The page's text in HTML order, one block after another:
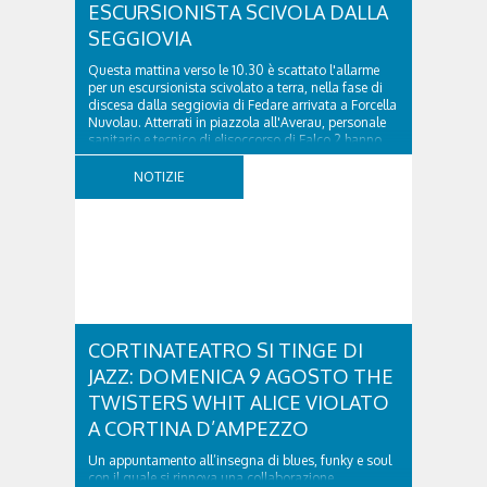
ESCURSIONISTA SCIVOLA DALLA
SEGGIOVIA
Questa mattina verso le 10.30 è scattato l'allarme
per un escursionista scivolato a terra, nella fase di
discesa dalla seggiovia di Fedare arrivata a Forcella
Nuvolau. Atterrati in piazzola all'Averau, personale
sanitario e tecnico di elisoccorso di Falco 2 hanno
raggiunto il 74enne di Teolo...
NOTIZIE
CORTINATEATRO SI TINGE DI
JAZZ: DOMENICA 9 AGOSTO THE
TWISTERS WHIT ALICE VIOLATO
A CORTINA D’AMPEZZO
Un appuntamento all’insegna di blues, funky e soul
con il quale si rinnova una collaborazione